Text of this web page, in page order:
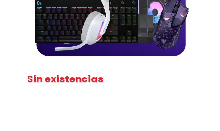
Sin existencias